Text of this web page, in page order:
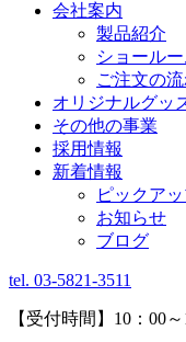
会社案内
製品紹介
ショール
ご注文の
オリジナルグッ
その他の事業
採用情報
新着情報
ピックア
お知らせ
ブログ
tel. 03-5821-3511
【受付時間】10：00